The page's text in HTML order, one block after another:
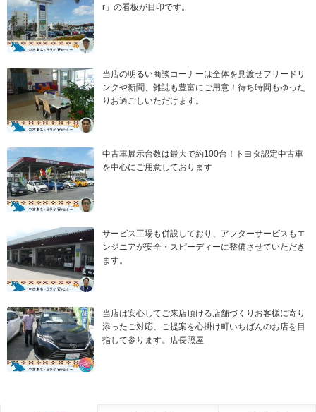
r」の看板が目印です。
当店の明るい商談コーナーは全体を見渡せフリードリ
ンクや新聞、雑誌も豊富にご用意！待ち時間もゆった
りお過ごしいただけます。
中古車展示台数は最大で約100台！トヨタ認定中古車
を中心にご用意しております
サービス工場も併設しており、アフターサービスもエ
ンジニアが安全・スピーディーに整備させていただき
ます。
当店は安心してご来店頂ける店舗づくりお客様に寄り
添ったご対応、ご提案を心掛け町いちばんのお店を目
指して参ります。店長照屋